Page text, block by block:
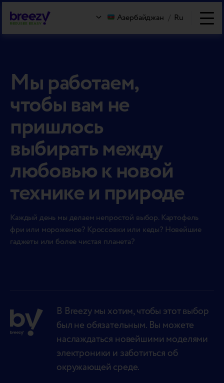
Азербайджан / Ru
Мы работаем,
чтобы вам не
пришлось
выбирать между
любовью к новой
технике и природе
Каждый день мы делаем непростой выбор. Картофель
фри или мороженое? Кроссовки или кеды? Новейшие
гаджеты или более чистая планета?
В Breezy мы хотим, чтобы этот выбор
был не обязательным. Вы можете
наслаждаться новейшими моделями
электроники и заботиться об
окружающей среде.